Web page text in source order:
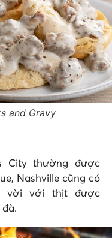
and Gravy
City thường được
Nashville cũng có
vời với thịt được